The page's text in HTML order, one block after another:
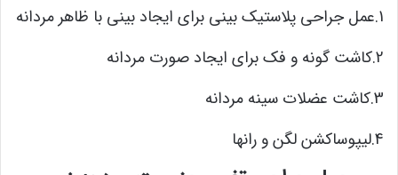
1.عمل جراحی پلاستیک بینی برای ایجاد بینی با ظاهر مردانه
2.کاشت گونه و فک برای ایجاد صورت مردانه
3.کاشت عضلات سینه‌ مردانه
4.لیپوساکشن لگن و رانها